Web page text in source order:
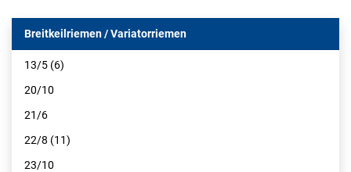
Breitkeilriemen / Variatorriemen
13/5 (6)
20/10
21/6
22/8 (11)
23/10